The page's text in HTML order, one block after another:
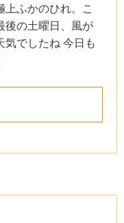
ふかのひれ。こ
後の土曜日、風が
気でしたね 今日も